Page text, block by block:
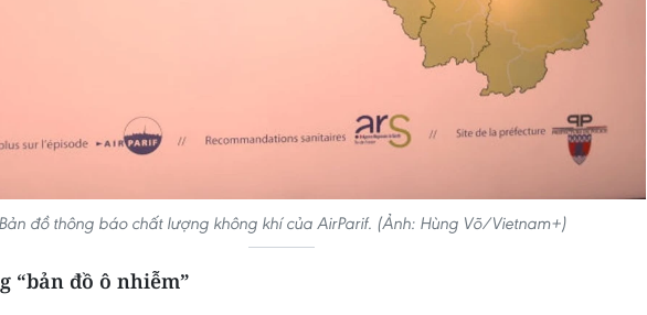
Bản đồ thông báo chất lượng không khí của AirParif. (Ảnh: Hùng Võ/Vietnam+)
“bản đồ ô nhiễm”